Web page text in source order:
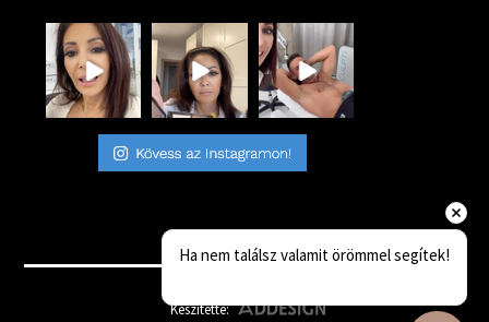
Készítette:
Ha nem találsz valamit örömmel segítek!